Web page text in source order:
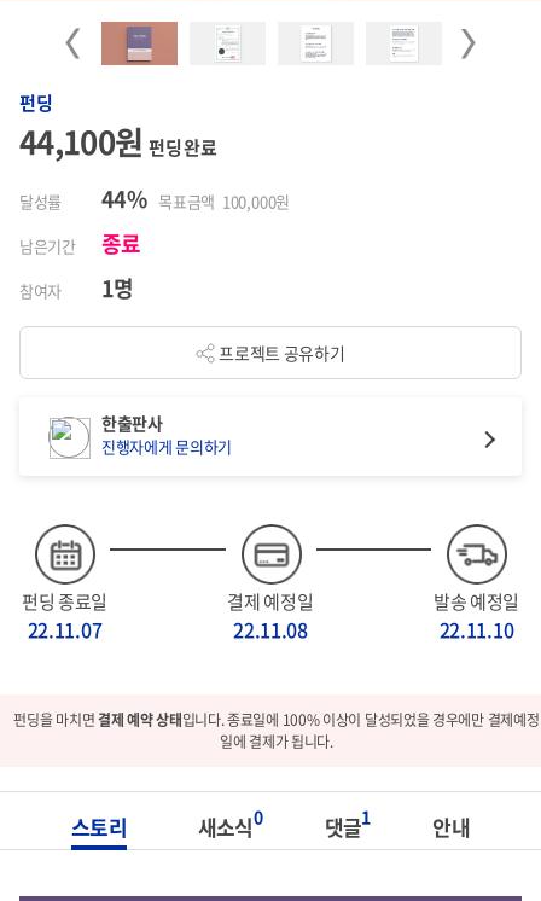
Previous Next
펀딩
44,100원펀딩 완료
달성률 44% 목표금액 100,000원
남은기간
종료
참여자 1명
프로젝트 공유하기
펀딩 종료일
22.11.07
결제 예정일
22.11.08
발송 예정일
22.11.10
한출판사
진행자에게 문의하기
펀딩을 마치면결제 예약 상태입니다. 종료일에 100% 이상이 달성되었을 경우에만 결제예정
일에 결제가 됩니다.
스토리 새소식0 댓글1 안내